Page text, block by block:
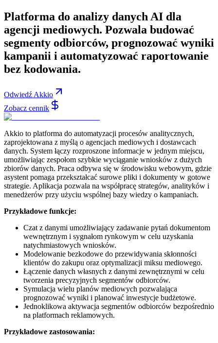
Platforma do analizy danych AI dla
agencji mediowych. Pozwala budować
segmenty odbiorców, prognozować wyniki
kampanii i automatyzować raportowanie
bez kodowania.
Odwiedź Akkio
Zobacz cennik
Akkio to platforma do automatyzacji procesów analitycznych,
zaprojektowana z myślą o agencjach mediowych i dostawcach
danych. System łączy rozproszone informacje w jednym miejscu,
umożliwiając zespołom szybkie wyciąganie wniosków z dużych
zbiorów danych. Praca odbywa się w środowisku webowym, gdzie
asystent pomaga przekształcać surowe pliki i dokumenty w gotowe
strategie. Aplikacja pozwala na współpracę strategów, analityków i
menedżerów przy użyciu wspólnej bazy wiedzy o kampaniach.
Przykładowe funkcje:
Czat z danymi umożliwiający zadawanie pytań dokumentom
wewnętrznym i sygnałom rynkowym w celu uzyskania
natychmiastowych wniosków.
Modelowanie bezkodowe do przewidywania skłonności
klientów do zakupu oraz optymalizacji miksu mediowego.
Łączenie danych własnych z danymi zewnętrznymi w celu
tworzenia precyzyjnych segmentów odbiorców.
Symulacja wielu planów mediowych pozwalająca
prognozować wyniki i planować inwestycje budżetowe.
Jednoklikowa aktywacja segmentów odbiorców bezpośrednio
na platformach reklamowych.
Przykładowe zastosowania: